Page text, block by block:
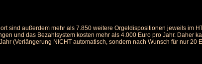
sind außerdem mehr als 7.850 weitere Orgeldispositionen jeweils im
und das Bezahlsystem kosten mehr als 4.000 Euro pro Jahr. Daher
(Verlängerung NICHT automatisch, sondern nach Wunsch für nur 20